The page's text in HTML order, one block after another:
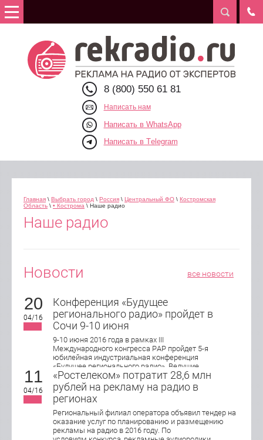
8 (800) 550 61 81
Написать нам
Написать в WhatsApp
Написать в Telegram
Главная \ Выбрать город \ Россия \ Центральный ФО \ Костромская
Область \ • Кострома \ Наше радио
Наше радио
Новости все новости
20
04/16
Конференция «Будущее
регионального радио» пройдет в
Сочи 9-10 июня
9-10 июня 2016 года в рамках III
Международного конгресса РАР пройдет 5-я
юбилейная индустриальная конференция
«Будущее регионального радио». Ведущие
эксперты индустрии обсудят актуальные
подходы в управлении, продажах и маркетинге
локального радио, юридические и
организационные аспекты работы
современной региональной радиостанции.
11
04/16
«Ростелеком» потратит 28,6 млн
рублей на рекламу на радио в
регионах
Региональный филиал оператора объявил тендер на
оказание услуг по планированию и размещению
рекламы на радио в 2016 году. По